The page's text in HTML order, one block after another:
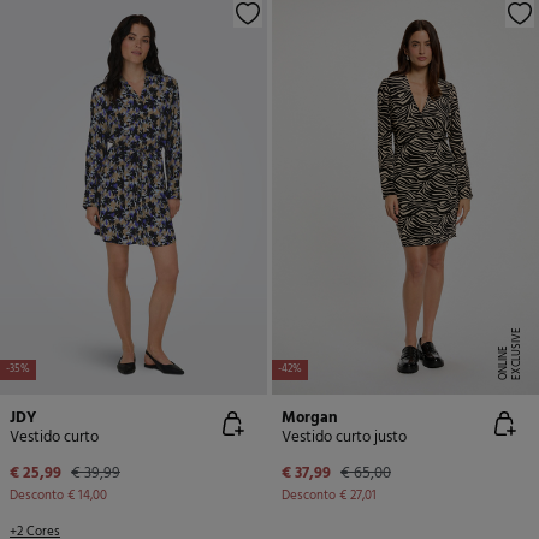
-35%
JDY
Vestido curto
€ 25,99 € 39,99
Desconto€ 14,00
+2 Cores
-42% E
X
C
L
U
SI
V
E
O
N
LI
N
E
Morgan
Vestido curto justo
€ 37,99 € 65,00
Desconto€ 27,01